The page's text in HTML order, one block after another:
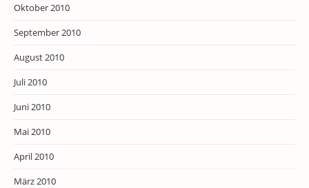
Oktober 2010
September 2010
August 2010
Juli 2010
Juni 2010
Mai 2010
April 2010
März 2010